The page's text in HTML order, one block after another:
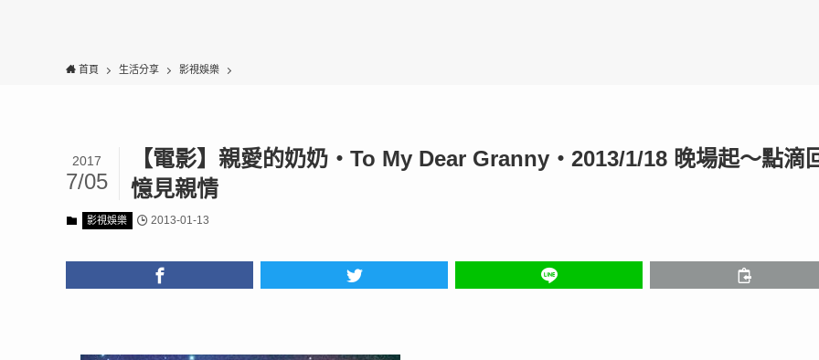
首頁 生活分享 影視娛樂
【電影】親愛的奶奶‧To My Dear Granny‧2013/1/18 晚場起～點滴
憶見親情
2017
7/05
影視娛樂 2013-01-13